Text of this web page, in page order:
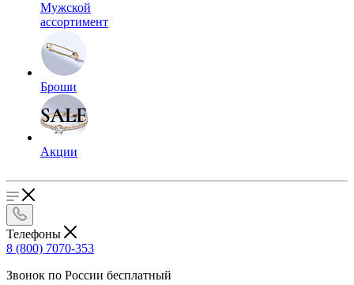
Мужской
ассортимент
Броши
Акции
Телефоны
8 (800) 7070-353
Звонок по России бесплатный